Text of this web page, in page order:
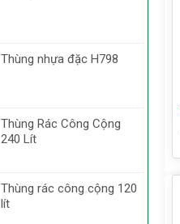
Thùng nhựa đặc H798
Thùng Rác Công Cộng
240 Lít
Thùng rác công cộng 120
lít